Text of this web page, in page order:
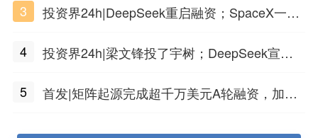
3
投资界24h|DeepSeek重启融资；SpaceX一夜
4
投资界24h|梁文锋投了宇树；DeepSeek宣布
5
首发|矩阵起源完成超千万美元A轮融资，加速